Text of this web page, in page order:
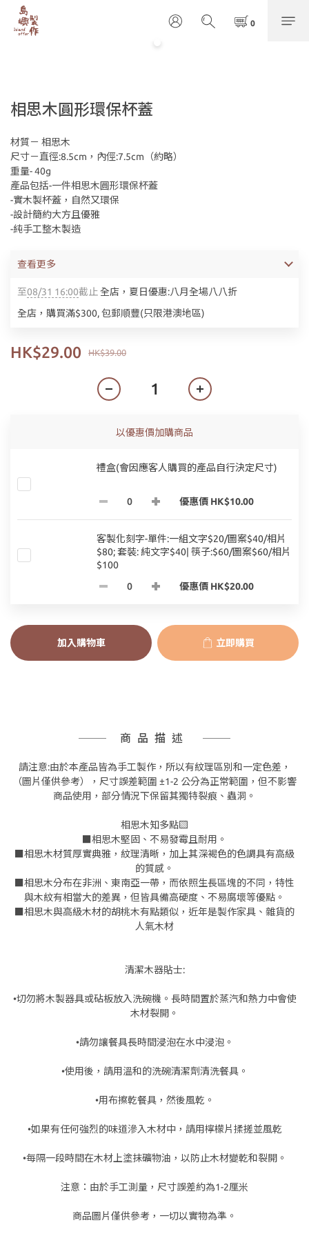
相思木圓形環保杯蓋
材質－ 相思木
尺寸－直徑:8.5cm，內俓:7.5cm（約略）
重量- 40g
產品包括-一件相思木圓形環保杯蓋
-實木製杯蓋，自然又環保
-設計簡約大方且優雅
-純手工整木製造
至08/31 16:00截止全店，夏日優惠:八月全場八八折
全店，購買滿$300, 包郵順豐(只限港澳地區)
查看更多
HK$39.00
HK$29.00
以優惠價加購商品
禮盒(會因應客人購買的產品自行決定尺寸)
優惠價 HK$10.00
客製化刻字-單件:一組文字$20/圖案$40/相片
$80; 套裝: 純文字$40| 筷子:$60/圖案$60/相片
$100
優惠價 HK$20.00
加入購物車 立即購買
商品描述
請注意:由於本產品皆為手工製作，所以有紋理區別和一定色差，
（圖片僅供參考），尺寸誤差範圍 ±1-2 公分為正常範圍，但不影響
商品使用，部分情況下保留其獨特裂痕、蟲洞。
相思木知多點▧
■相思木堅固、不易發霉且耐用。
■相思木材質厚實典雅，紋理清晰，加上其深褐色的色調具有高級
的質感。
■相思木分布在非洲、東南亞一帶，而依照生長區塊的不同，特性
與木紋有相當大的差異，但皆具備高硬度、不易腐壞等優點。
■相思木與高級木材的胡桃木有點類似，近年是製作家具、雜貨的
人氣木材
清潔木器貼士:
•切勿將木製器具或砧板放入洗碗機。長時間置於蒸汽和熱力中會使
木材裂開。
•請勿讓餐具長時間浸泡在水中浸泡。
•使用後，請用溫和的洗碗清潔劑清洗餐具。
•用布擦乾餐具，然後風乾。
•如果有任何強烈的味道滲入木材中，請用檸檬片揉搓並風乾
•每隔一段時間在木材上塗抹礦物油，以防止木材變乾和裂開。
注意：由於手工測量，尺寸誤差約為1-2厘米
商品圖片僅供參考，一切以實物為準。